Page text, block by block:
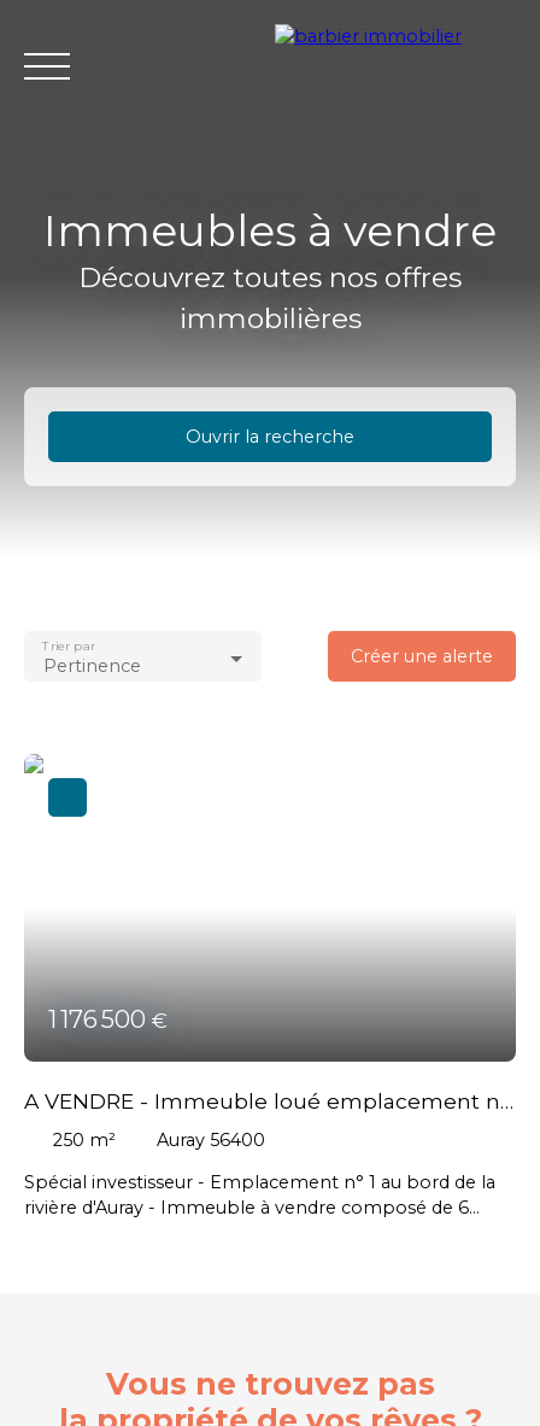
Acheter Vendre
Immeubles à vendre
Découvrez toutes nos offres
immobilières
Ouvrir la recherche
Auray (56400)
Localisation
Surface min (m²)
Pertinence
Trier par Créer une alerte
1 176 500 €
A VENDRE - Immeuble loué emplacement n°
1 - AURAY (56)
250 m²
Auray 56400
Spécial investisseur - Emplacement n° 1 au bord de la
rivière d'Auray - Immeuble à vendre composé de 6
Vous ne trouvez pas